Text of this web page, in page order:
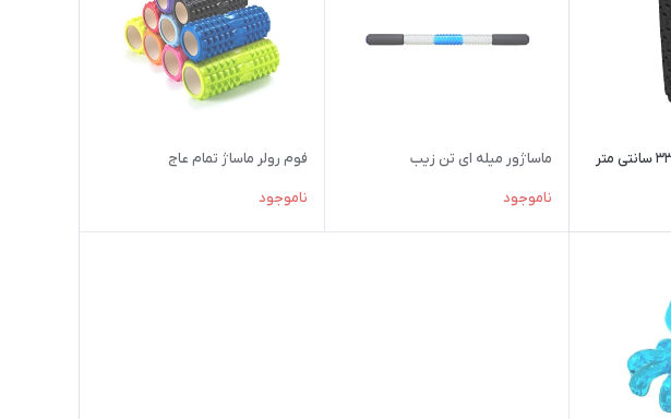
ماساژور میله ای تن زیب
ناموجود
فوم رولر ماساژ تمام عاج
ناموجود